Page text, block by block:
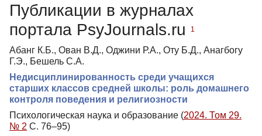
Публикации в журналах
портала PsyJournals.ru
1
Абанг К.Б., Ован В.Д., Оджини Р.А., Оту Б.Д., Анагбогу
Г.Э., Бешель С.А.
Недисциплинированность среди учащихся
старших классов средней школы: роль домашнего
контроля поведения и религиозности
Психологическая наука и образование (2024. Том 29.
№ 2 С. 76–95)